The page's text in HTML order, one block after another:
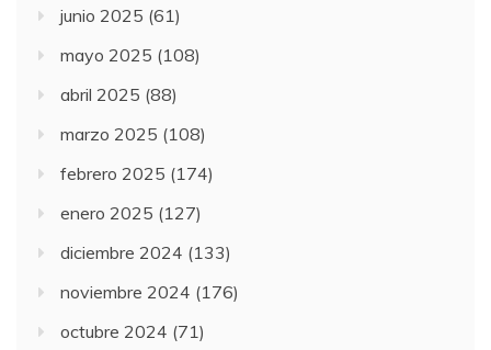
junio 2025 (61)
mayo 2025 (108)
abril 2025 (88)
marzo 2025 (108)
febrero 2025 (174)
enero 2025 (127)
diciembre 2024 (133)
noviembre 2024 (176)
octubre 2024 (71)